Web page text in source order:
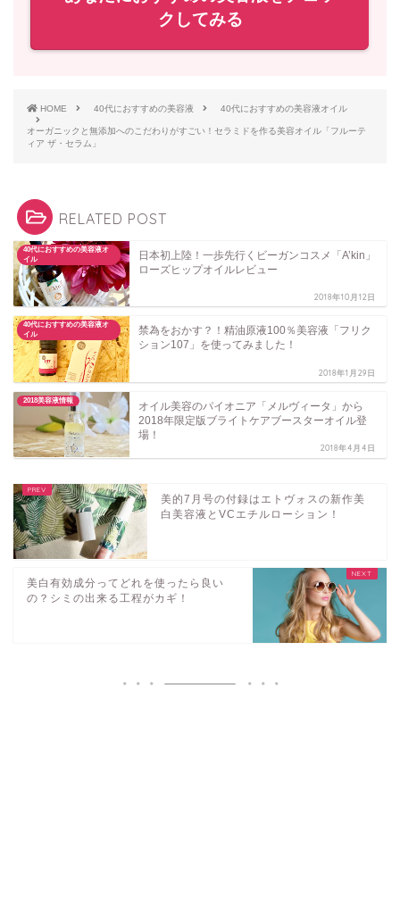
クしてみる
HOME 40代におすすめの美容液 40代におすすめの美容液オイル
オーガニックと無添加へのこだわりがすごい！セラミドを作る美容オイル「フルーテ
ィア ザ・セラム」
RELATED POST
40代におすすめの美容液オ
イル
日本初上陸！一歩先行くビーガンコスメ「A’kin」
ローズヒップオイルレビュー
2018年10月12日
40代におすすめの美容液オ
イル
禁為をおかす？！精油原液100％美容液「フリク
ション107」を使ってみました！
2018年1月29日
2018美容液情報
オイル美容のパイオニア「メルヴィータ」から
2018年限定版ブライトケアブースターオイル登
場！
2018年4月4日
美的7月号の付録はエトヴォスの新作美
白美容液とVCエチルローション！
美白有効成分ってどれを使ったら良い
の？シミの出来る工程がカギ！